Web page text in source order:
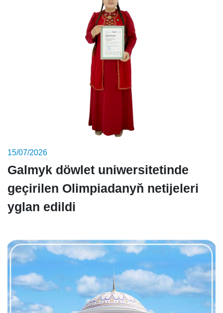
15/07/2026
Galmyk döwlet uniwersitetinde
geçirilen Olimpiadanyň netijeleri
yglan edildi